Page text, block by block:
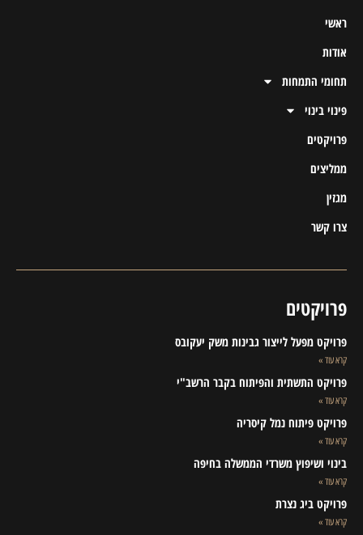
ראשי
אודות
תחומי התמחות
פינוי בינוי
פרויקטים
ממליצים
מגזין
צרו קשר
פרויקטים
פרויקט מפעל לייצור גבינות משק יעקובס
קרא עוד »
פרויקט התשתית והפיתוח בקבר הרשב"י
קרא עוד »
פרויקט פיתוח נמל קיסריה
קרא עוד »
בינוי ושיפוץ משרדי הממשלה בחיפה
קרא עוד »
פרויקט ביג נצרת
קרא עוד »